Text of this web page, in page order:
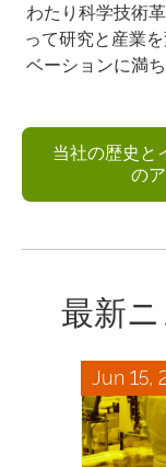
わたり科学技術
って研究と産業
ベーションに満
当社の歴史と
の
最新
Jun 15,